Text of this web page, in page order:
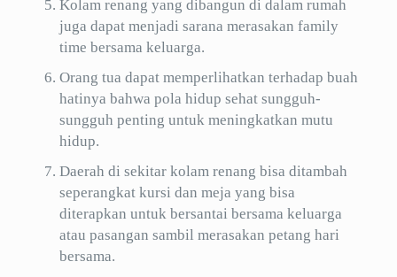
Kolam renang yang dibangun di dalam rumah
juga dapat menjadi sarana merasakan family
time bersama keluarga.
Orang tua dapat memperlihatkan terhadap buah
hatinya bahwa pola hidup sehat sungguh-
sungguh penting untuk meningkatkan mutu
hidup.
Daerah di sekitar kolam renang bisa ditambah
seperangkat kursi dan meja yang bisa
diterapkan untuk bersantai bersama keluarga
atau pasangan sambil merasakan petang hari
bersama.